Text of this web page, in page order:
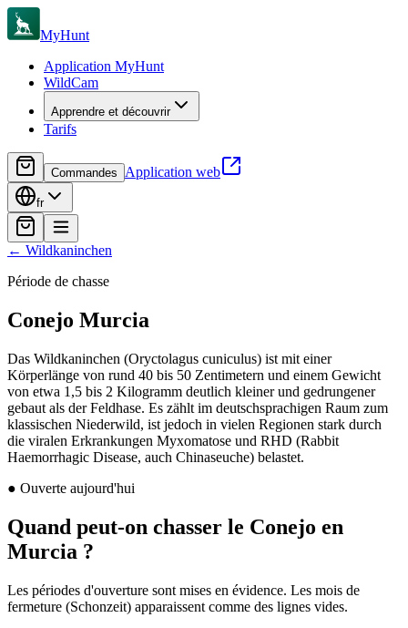
MyHunt
Application MyHunt
WildCam
Apprendre et découvrir
Tarifs
Commandes Application web
fr
← Wildkaninchen
Période de chasse
Conejo Murcia
Das Wildkaninchen (Oryctolagus cuniculus) ist mit einer
Körperlänge von rund 40 bis 50 Zentimetern und einem Gewicht
von etwa 1,5 bis 2 Kilogramm deutlich kleiner und gedrungener
gebaut als der Feldhase. Es zählt im deutschsprachigen Raum zum
klassischen Niederwild, ist jedoch in vielen Regionen stark durch
die viralen Erkrankungen Myxomatose und RHD (Rabbit
Haemorrhagic Disease, auch Chinaseuche) belastet.
● Ouverte aujourd'hui
Quand peut-on chasser le Conejo en
Murcia ?
Les périodes d'ouverture sont mises en évidence. Les mois de
fermeture (Schonzeit) apparaissent comme des lignes vides.